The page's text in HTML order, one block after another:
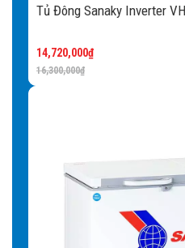
Tủ Đông Sanaky Inverter
16,300,000₫
14,720,000₫